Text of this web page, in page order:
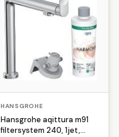
HANSGROHE
Hansgrohe aqittura m91
filtersystem 240, 1jet,